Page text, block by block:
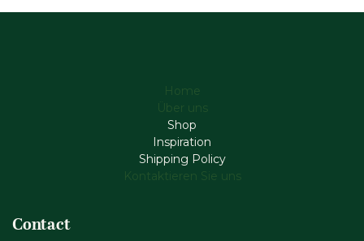
Home
Über uns
Shop
Inspiration
Shipping Policy
Kontaktieren Sie uns
Contact